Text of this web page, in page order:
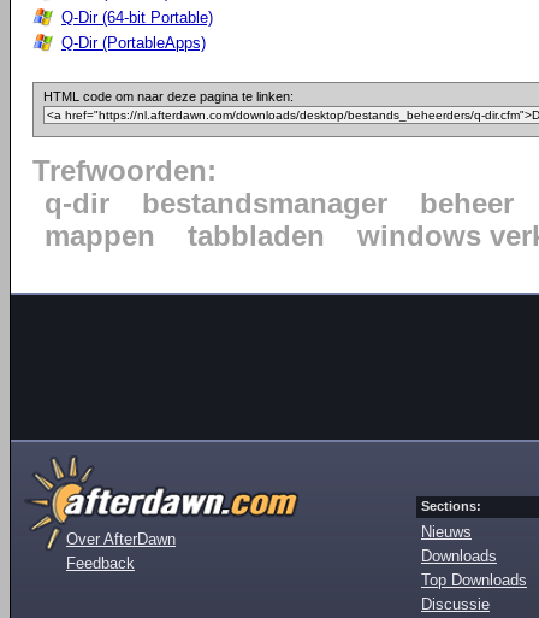
Q-Dir (64-bit Portable)
Q-Dir (PortableApps)
HTML code om naar deze pagina te linken:
Trefwoorden:
q-dir
bestandsmanager
beheer
mappen
tabbladen windows
Over AfterDawn
Feedback
Sections:
Nieuws
Downloads
Top Downloads
Discussie